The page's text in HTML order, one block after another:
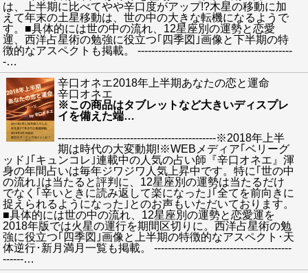
は、上半期に比べてやや辛口度がアップ!?木星の移動に加
えて年末の土星移動は、世の中の大きな転機になるようで
す。■具体的には世の中の流れ、12星座別の運勢と恋愛
運、西洋占星術の勉強に役立つ｢四季図｣画像と下半期の特
徴的なアスペクトも掲載。 ---------------------------------------------
-…
辛口オネエ2018年上半期あなたの恋と運命
辛口オネエ
※この商品はタブレットなど大きいディスプレ
イを備えた端…
----------------------------------------------※2018年上半
期は時代の大変動期!※WEBメディア｢ベリーグ
ッド｣｢キュンコレ｣連載中の人気の占い師『辛口オネエ』渾
身の年間占いは毎年ジワジワ人気上昇中です。特に｢世の中
の流れ｣は当たると評判に、12星座別の運勢は当たるだけ
でなく｢辛いときに読み返して楽になった｣｢全てを前向きに
捉えられるようになった｣とのお声もいただいております。
■具体的には世の中の流れ、12星座別の運勢と恋愛運を
2018年版では火星の運行を期間区切りに。西洋占星術の勉
強に役立つ｢四季図｣画像と上半期の特徴的なアスペクト･天
体逆行･新月満月一覧も掲載。 ----------------------------------------
------…